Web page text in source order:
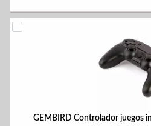
GEMBIRD Controlador juegos